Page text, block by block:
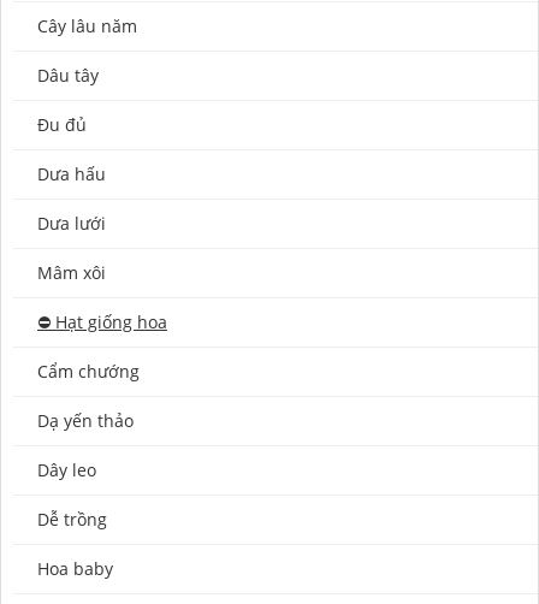
Cây lâu năm
Dâu tây
Đu đủ
Dưa hấu
Dưa lưới
Mâm xôi
⛔️ Hạt giống hoa
Cẩm chướng
Dạ yến thảo
Dây leo
Dễ trồng
Hoa baby